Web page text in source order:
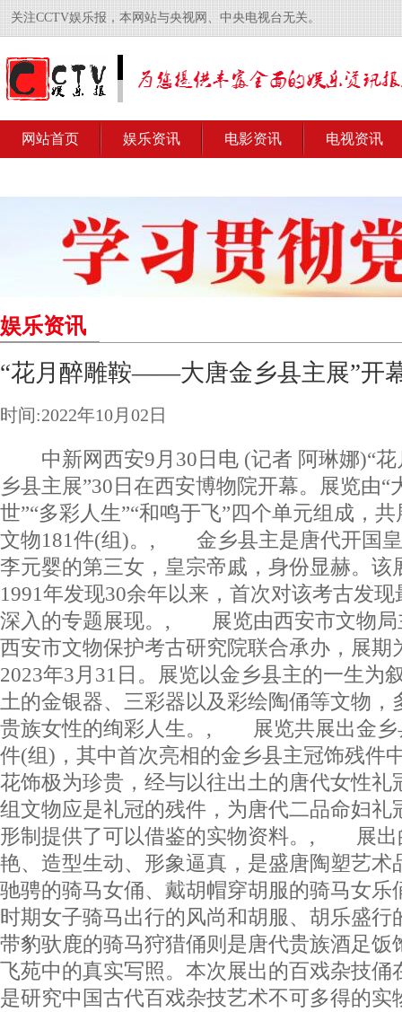
关注CCTV娱乐报，本网站与央视网、中央电视台无关。
网站首页 娱乐资讯 电影资讯 电视资讯
娱乐资讯
“花月醉雕鞍——大唐金乡县主展”开
时间:2022年10月02日
中新网西安9月30日电 (记者 阿琳娜)“
乡县主展”30日在西安博物院开幕。展览由“
世”“多彩人生”“和鸣于飞”四个单元组成，
文物181件(组)。, 金乡县主是唐代开国皇
李元婴的第三女，皇宗帝戚，身份显赫。该
1991年发现30余年以来，首次对该考古发
深入的专题展现。, 展览由西安市文物局
西安市文物保护考古研究院联合承办，展期
2023年3月31日。展览以金乡县主的一生为
土的金银器、三彩器以及彩绘陶俑等文物，
贵族女性的绚彩人生。, 展览共展出金乡
件(组)，其中首次亮相的金乡县主冠饰残件
花饰极为珍贵，经与以往出土的唐代女性礼
组文物应是礼冠的残件，为唐代二品命妇礼
形制提供了可以借鉴的实物资料。, 展出
艳、造型生动、形象逼真，是盛唐陶塑艺术
驰骋的骑马女俑、戴胡帽穿胡服的骑马女乐
时期女子骑马出行的风尚和胡服、胡乐盛行
带豹驮鹿的骑马狩猎俑则是唐代贵族酒足饭
飞苑中的真实写照。本次展出的百戏杂技俑
是研究中国古代百戏杂技艺术不可多得